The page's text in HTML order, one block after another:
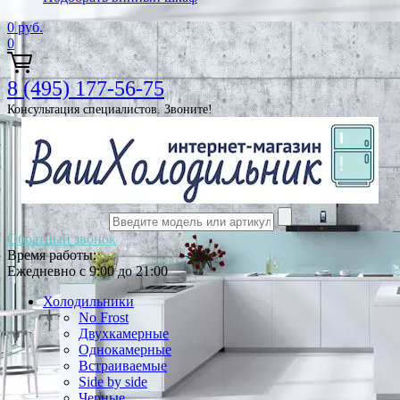
0 руб.
0
8 (495) 177-56-75
Консультация специалистов. Звоните!
Обратный звонок
Время работы:
Ежедневно с 9:00 до 21:00
Холодильники
No Frost
Двухкамерные
Однокамерные
Встраиваемые
Side by side